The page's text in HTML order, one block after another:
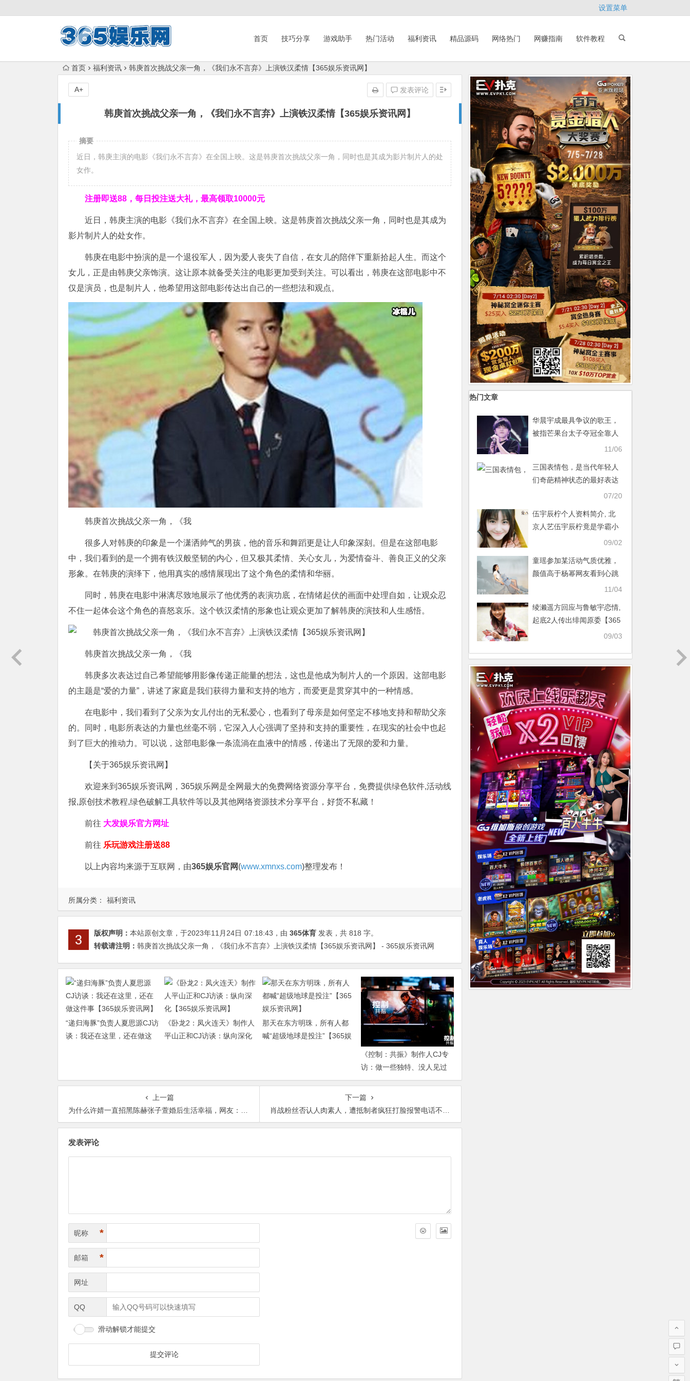
设置菜单
首页 技巧分享 游戏助手 热门活动 福利资讯 精品源码 网络热门 网赚指南 软件教程
首页 福利资讯 韩庚首次挑战父亲一角，《我们永不言弃》上演铁汉柔情【365娱乐资讯网】
韩庚首次挑战父亲一角，《我们永不言弃》上演铁汉柔情【365娱乐资讯网】
发表评论
A+
所属分类： 福利资讯
摘要
近日，韩庚主演的电影《我们永不言弃》在全国上映。这是韩庚首次挑战父亲一角，同时也是其成为影片制片人的处
女作。
注册即送88， 每日投注送大礼，最高领取10000元
近日，韩庚主演的电影《我们永不言弃》在全国上映。这是韩庚首次挑战父亲一角，同时也是其成为
影片制片人的处女作。
韩庚在电影中扮演的是一个退役军人，因为爱人丧失了自信，在女儿的陪伴下重新拾起人生。而这个
女儿，正是由韩庚父亲饰演。这让原本就备受关注的电影更加受到关注。可以看出，韩庚在这部电影中不
仅是演员，也是制片人，他希望用这部电影传达出自己的一些想法和观点。
韩庚首次挑战父亲一角，《我
很多人对韩庚的印象是一个潇洒帅气的男孩，他的音乐和舞蹈更是让人印象深刻。但是在这部电影
中，我们看到的是一个拥有铁汉般坚韧的内心，但又极其柔情、关心女儿，为爱情奋斗、善良正义的父亲
形象。在韩庚的演绎下，他用真实的感情展现出了这个角色的柔情和华丽。
同时，韩庚在电影中淋漓尽致地展示了他优秀的表演功底，在情绪起伏的画面中处理自如，让观众忍
不住一起体会这个角色的喜怒哀乐。这个铁汉柔情的形象也让观众更加了解韩庚的演技和人生感悟。
韩庚首次挑战父亲一角，《我
韩庚多次表达过自己希望能够用影像传递正能量的想法，这也是他成为制片人的一个原因。这部电影
的主题是“爱的力量”，讲述了家庭是我们获得力量和支持的地方，而爱更是贯穿其中的一种情感。
在电影中，我们看到了父亲为女儿付出的无私爱心，也看到了母亲是如何坚定不移地支持和帮助父亲
的。同时，电影所表达的力量也丝毫不弱，它深入人心强调了坚持和支持的重要性，在现实的社会中也起
到了巨大的推动力。可以说，这部电影像一条流淌在血液中的情感，传递出了无限的爱和力量。
【关于365娱乐资讯网】
欢迎来到365娱乐资讯网，365娱乐网是全网最大的免费网络资源分享平台，免费提供绿色软件,活动线
报,原创技术教程,绿色破解工具软件等以及其他网络资源技术分享平台，好货不私藏！
前往 大发娱乐官方网址
前往 乐玩游戏注册送88
以上内容均来源于互联网，由365娱乐官网 (www.xmnxs.com)整理发布！
版权声明： 本站原创文章，于2023年11月24日 07:18:43 ，由 365体育 发表，共 818 字。
转载请注明： 韩庚首次挑战父亲一角，《我们永不言弃》上演铁汉柔情【365娱乐资讯网】 - 365娱乐资讯网
“递归海豚”负责人夏思源CJ访
谈：我还在这里，还在做这
《卧龙2：凤火连天》制作人
平山正和CJ访谈：纵向深化
那天在东方明珠，所有人都
喊“超级地球是投注”【365娱
《控制：共振》制作人CJ专
访：做一些独特、没人见过
的东西【365娱乐资讯网】
上一篇
为什么许婧一直招黑陈赫张子萱婚后生活幸福，网友：还不放手？【365娱乐资讯网】
下一篇
肖战粉丝否认人肉素人，遭抵制者疯狂打脸报警电话不能随便打【365娱乐资讯网】
发表评论
昵称 *
邮箱 *
网址
QQ
滑动解锁才能提交
热门文章
华晨宇成最具争议的歌王，
被指芒果台太子夺冠全靠人
气高【365娱乐资讯网】11/06
三国表情包，是当代年轻人
们奇葩精神状态的最好表达
07/20
伍宇辰柠个人资料简介, 北
京人艺伍宇辰柠竟是学霸小
美女【365娱乐资讯网】09/02
童瑶参加某活动气质优雅，
颜值高于杨幂网友看到心跳
不已【365娱乐资讯网】11/04
绫濑遥方回应与鲁敏宇恋情,
起底2人传出绯闻原委【365
09/03